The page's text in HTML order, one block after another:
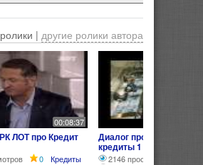
| другие ролики автора
00:08:37
ЛОТ про Кредит
0 Кредиты
Диалог про деньги банки
кредиты 1
2146 просмотров